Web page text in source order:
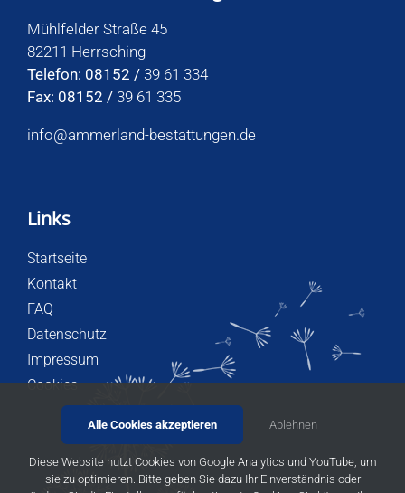
Mühlfelder Straße 45
82211 Herrsching
Telefon: 08152 / 39 61 334
Fax: 08152 / 39 61 335
info@ammerland-bestattungen.de
Links
Startseite
Kontakt
FAQ
Datenschutz
Impressum
Cookies
Diese Website nutzt Cookies von Google Analytics und YouTube, um
sie zu optimieren. Bitte geben Sie dazu Ihr Einverständnis oder
Alle Cookies akzeptieren Ablehnen